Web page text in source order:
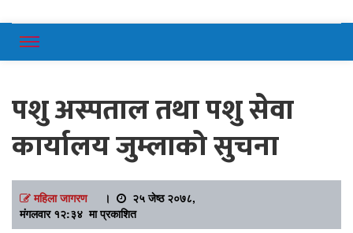
Mahilajagaran
पशु अस्पताल तथा पशु सेवा
कार्यालय जुम्लाको सुचना
महिला जागरण।
२५ जेष्ठ २०७८,
मंगलवार १२:३४ मा प्रकाशित